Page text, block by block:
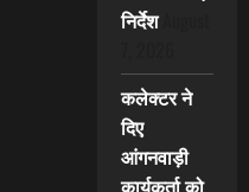
निर्देश
कलेक्टर ने
दिए
आंगनवाड़ी
कार्यकर्ता को